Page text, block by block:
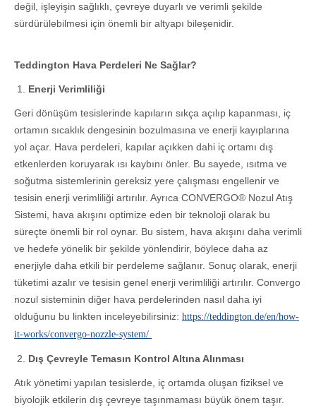
değil, işleyişin sağlıklı, çevreye duyarlı ve verimli şekilde
sürdürülebilmesi için önemli bir altyapı bileşenidir.
Teddington Hava Perdeleri Ne Sağlar?
Enerji Verimliliği
Geri dönüşüm tesislerinde kapıların sıkça açılıp kapanması, iç
ortamın sıcaklık dengesinin bozulmasına ve enerji kayıplarına
yol açar. Hava perdeleri, kapılar açıkken dahi iç ortamı dış
etkenlerden koruyarak ısı kaybını önler. Bu sayede, ısıtma ve
soğutma sistemlerinin gereksiz yere çalışması engellenir ve
tesisin enerji verimliliği artırılır. Ayrıca CONVERGO® Nozul Atış
Sistemi, hava akışını optimize eden bir teknoloji olarak bu
süreçte önemli bir rol oynar. Bu sistem, hava akışını daha verimli
ve hedefe yönelik bir şekilde yönlendirir, böylece daha az
enerjiyle daha etkili bir perdeleme sağlanır. Sonuç olarak, enerji
tüketimi azalır ve tesisin genel enerji verimliliği artırılır. Convergo
nozul sisteminin diğer hava perdelerinden nasıl daha iyi
olduğunu bu linkten inceleyebilirsiniz: https://teddington.de/en/how-
it-works/convergo-nozzle-system/
Dış Çevreyle Temasın Kontrol Altına Alınması
Atık yönetimi yapılan tesislerde, iç ortamda oluşan fiziksel ve
biyolojik etkilerin dış çevreye taşınmaması büyük önem taşır.